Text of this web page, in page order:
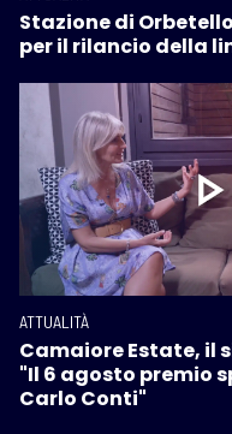
Stazione di
per il rilancio della
ATTUALITÀ
Camaiore Estate, il
"Il 6 agosto premio
Carlo Conti"